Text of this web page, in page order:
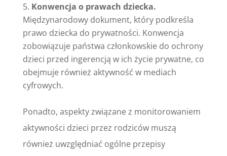
Konwencja o prawach dziecka.
Międzynarodowy dokument, który podkreśla
prawo dziecka do prywatności. Konwencja
zobowiązuje państwa członkowskie do ochrony
dzieci przed ingerencją w ich życie prywatne, co
obejmuje również aktywność w mediach
cyfrowych.
Ponadto, aspekty związane z monitorowaniem
aktywności dzieci przez rodziców muszą
również uwzględniać ogólne przepisy